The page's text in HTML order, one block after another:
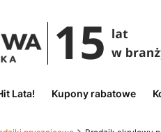
Lata! Kupony rabatowe